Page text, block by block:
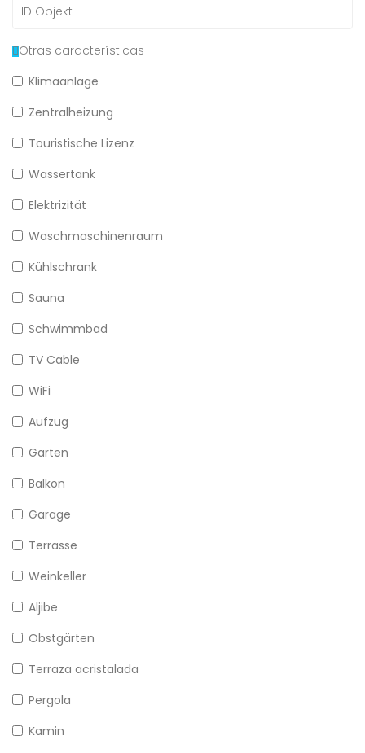
Otras características
Klimaanlage
Zentralheizung
Touristische Lizenz
Wassertank
Elektrizität
Waschmaschinenraum
Kühlschrank
Sauna
Schwimmbad
TV Cable
WiFi
Aufzug
Garten
Balkon
Garage
Terrasse
Weinkeller
Aljibe
Obstgärten
Terraza acristalada
Pergola
Kamin